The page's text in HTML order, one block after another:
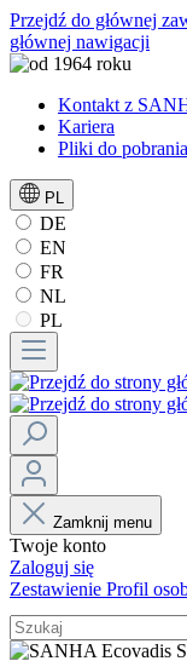
Przejdź do głównej
głównej nawigacji
Kontakt z
Kariera
Pliki do pobrania
PL
DE
EN
FR
NL
PL
Zamknij menu
Twoje konto
Zaloguj się
Zestawienie Profil